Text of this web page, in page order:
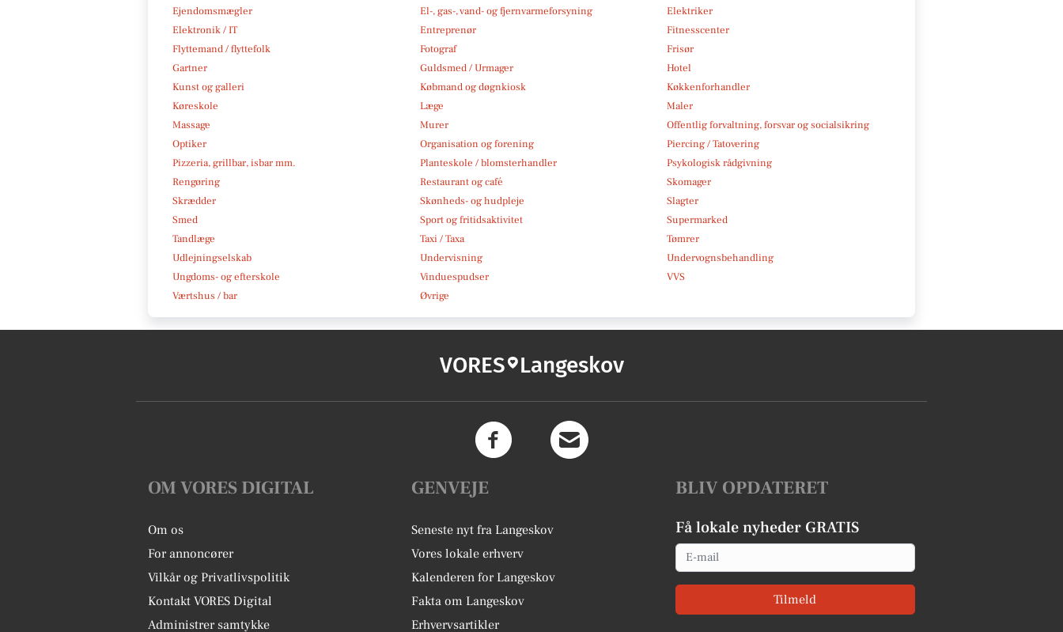
Ejendomsmægler
El-, gas-, vand- og fjernvarmeforsyning
Elektriker
Elektronik / IT
Entreprenør
Fitnesscenter
Flyttemand / flyttefolk
Fotograf
Frisør
Gartner
Guldsmed / Urmager
Hotel
Kunst og galleri
Købmand og døgnkiosk
Køkkenforhandler
Køreskole
Læge
Maler
Massage
Murer
Offentlig forvaltning, forsvar og socialsikring
Optiker
Organisation og forening
Piercing / Tatovering
Pizzeria, grillbar, isbar mm.
Planteskole / blomsterhandler
Psykologisk rådgivning
Rengøring
Restaurant og café
Skomager
Skrædder
Skønheds- og hudpleje
Slagter
Smed
Sport og fritidsaktivitet
Supermarked
Tandlæge
Taxi / Taxa
Tømrer
Udlejningselskab
Undervisning
Undervognsbehandling
Ungdoms- og efterskole
Vinduespudser
VVS
Værtshus / bar
Øvrige
VORES Langeskov
OM VORES DIGITAL
Om os
For annoncører
Vilkår og Privatlivspolitik
Kontakt VORES Digital
Administrer samtykke
GENVEJE
Seneste nyt fra Langeskov
Vores lokale erhverv
Kalenderen for Langeskov
Fakta om Langeskov
Erhvervsartikler
BLIV OPDATERET
Få lokale nyheder GRATIS
Email
Tilmeld